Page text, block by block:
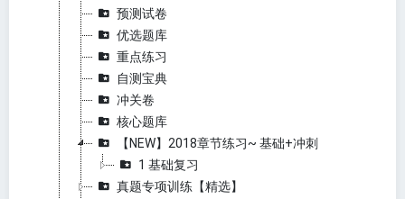
预测试卷
优选题库
重点练习
自测宝典
冲关卷
核心题库
【NEW】2018章节练习~ 基础+冲刺
1 基础复习
真题专项训练【精选】